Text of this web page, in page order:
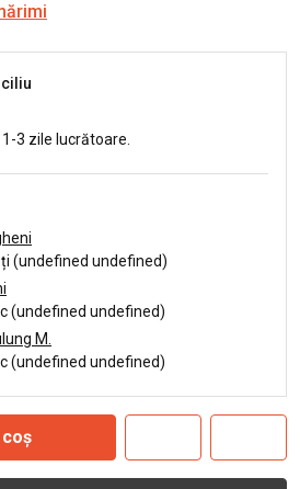
3 zile lucrătoare.
(undefined undefined)
(undefined undefined)
M.
(undefined undefined)